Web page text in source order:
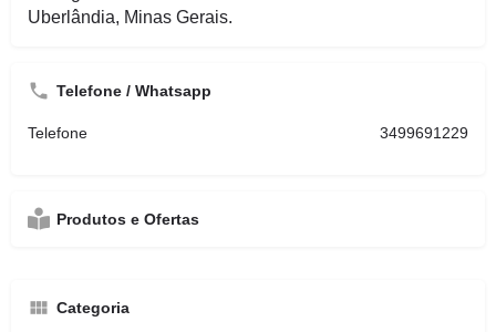
Uberlândia, Minas Gerais.
Telefone / Whatsapp
Telefone 3499691229
Produtos e Ofertas
Categoria